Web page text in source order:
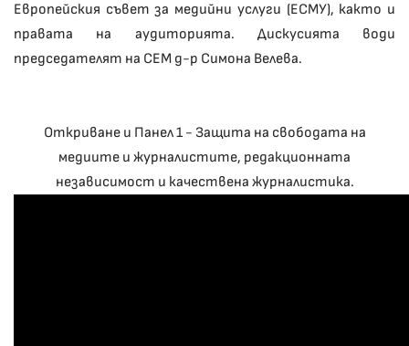
Европейския съвет за медийни услуги (ЕСМУ), както и
правата на аудиторията. Дискусията води
председателят на СЕМ д-р Симона Велева.
Откриване и Панел 1 - Защита на свободата на
медиите и журналистите, редакционната
независимост и качествена журналистика.